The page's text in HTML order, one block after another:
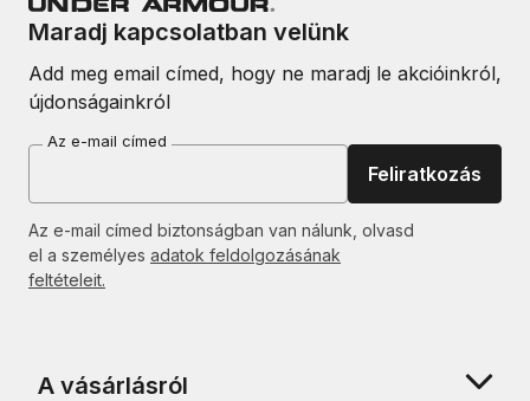
Maradj kapcsolatban velünk
Add meg email címed, hogy ne maradj le akcióinkról,
újdonságainkról
Az e-mail címed
Feliratkozás
Az e-mail címed biztonságban van nálunk, olvasd
el a személyes adatok feldolgozásának
feltételeit.
A vásárlásról